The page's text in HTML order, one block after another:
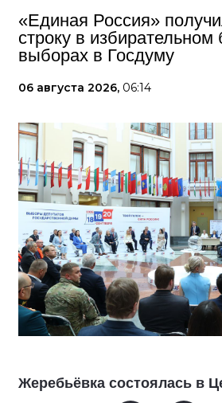
«Единая Россия»
строку в
выборах в Госдуму
06 августа 2026, 06:14
Жеребьёвка состоялась в